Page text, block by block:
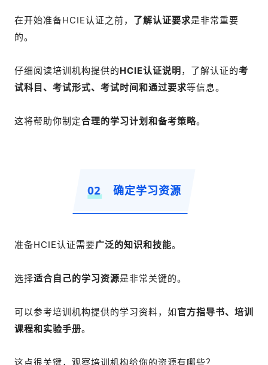
在开始准备HCIE认证之前， 了解认证要求是非常重要
的。
仔细阅读培训机构提供的HCIE认证说明，了解认证的考
试科目、考试形式、考试时间和通过要求等信息。
这将帮助你制定合理的学习计划和备考策略。
02 确定学习资源
准备HCIE认证需要广泛的知识和技能。
选择适合自己的学习资源是非常关键的。
可以参考培训机构提供的学习资料，如官方指导书、培训
课程和实验手册。
这点很关键，观察培训机构给你的资源有哪些？